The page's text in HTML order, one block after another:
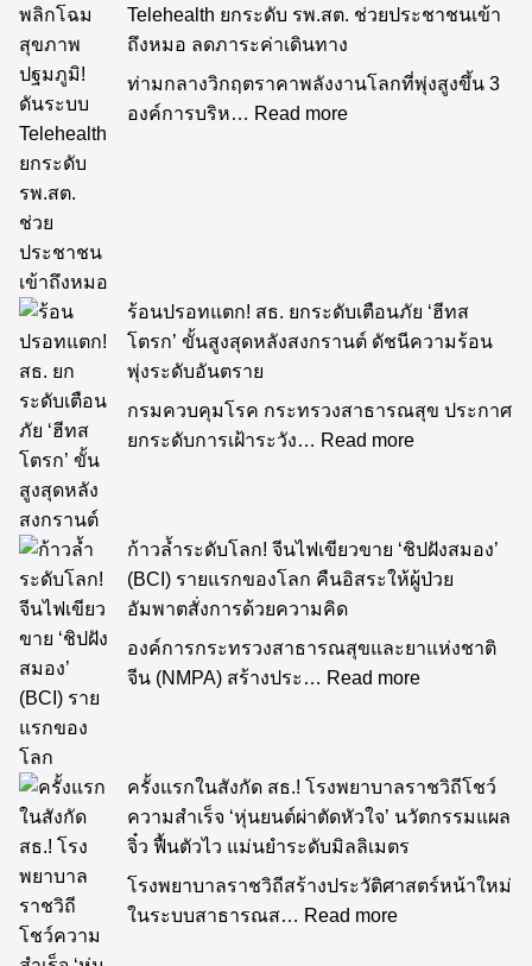
Telehealth ยกระดับ รพ.สต. ช่วยประชาชนเข้า
ถึงหมอ ลดภาระค่าเดินทาง
ท่ามกลางวิกฤตราคาพลังงานโลกที่พุ่งสูงขึ้น 3
องค์การบริห… Read more
ร้อนปรอทแตก! สธ. ยกระดับเตือนภัย ‘ฮีทส
โตรก’ ขั้นสูงสุดหลังสงกรานต์ ดัชนีความร้อน
พุ่งระดับอันตราย
กรมควบคุมโรค กระทรวงสาธารณสุข ประกาศ
ยกระดับการเฝ้าระวัง… Read more
ก้าวล้ำระดับโลก! จีนไฟเขียวขาย ‘ชิปฝังสมอง’
(BCI) รายแรกของโลก คืนอิสระให้ผู้ป่วย
อัมพาตสั่งการด้วยความคิด
องค์การกระทรวงสาธารณสุขและยาแห่งชาติ
จีน (NMPA) สร้างประ… Read more
ครั้งแรกในสังกัด สธ.! โรงพยาบาลราชวิถีโชว์
ความสำเร็จ ‘หุ่นยนต์ผ่าตัดหัวใจ’ นวัตกรรมแผล
จิ๋ว ฟื้นตัวไว แม่นยำระดับมิลลิเมตร
โรงพยาบาลราชวิถีสร้างประวัติศาสตร์หน้าใหม่
ในระบบสาธารณส… Read more